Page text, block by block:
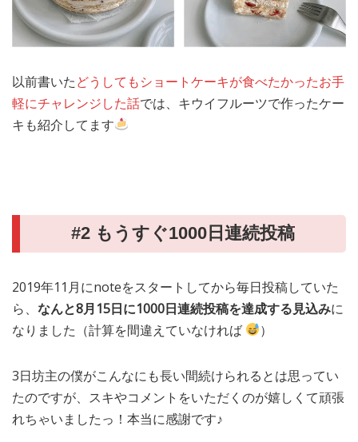
以前書いたどうしてもショートケーキが食べたかったお手
軽にチャレンジした話では、キウイフルーツで作ったケー
キも紹介してます
#2 もうすぐ1000日連続投稿
2019年11月にnoteをスタートしてから毎日投稿していた
ら、 なんと8月15日に1000日連続投稿を達成する見込みに
なりました（計算を間違えていなければ
）
3日坊主の僕がこんなにも長い間続けられるとは思ってい
たのですが、スキやコメントをいただくのが嬉しくて頑張
れちゃいましたっ！本当に感謝です♪